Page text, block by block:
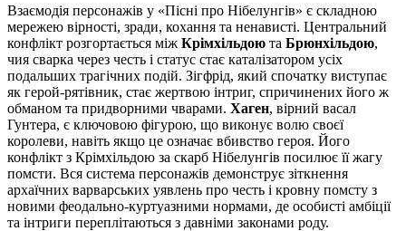
Взаємодія персонажів у «Пісні про Нібелунгів» є складною
мережею вірності, зради, кохання та ненависті. Центральний
конфлікт розгортається між Крімхільдою та Брюнхільдою,
чия сварка через честь і статус стає каталізатором усіх
подальших трагічних подій. Зігфрід, який спочатку виступає
як герой-рятівник, стає жертвою інтриг, спричинених його ж
обманом та придворними чварами. Хаген, вірний васал
Гунтера, є ключовою фігурою, що виконує волю своєї
королеви, навіть якщо це означає вбивство героя. Його
конфлікт з Крімхільдою за скарб Нібелунгів посилює її жагу
помсти. Вся система персонажів демонструє зіткнення
архаїчних варварських уявлень про честь і кровну помсту з
новими феодально-куртуазними нормами, де особисті амбіції
та інтриги переплітаються з давніми законами роду.